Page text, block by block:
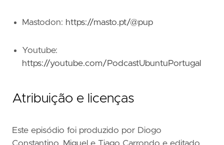
Mastodon: https://masto.pt/@pup
Youtube:
https://youtube.com/PodcastUbuntuPortugal
Atribuição e licenças
Este episódio foi produzido por Diogo